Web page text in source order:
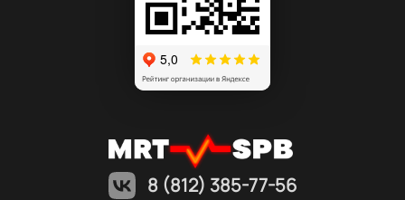
8 (812) 385-77-56